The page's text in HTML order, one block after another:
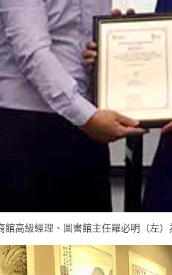
館高級經理、圖書館主任羅必明（左